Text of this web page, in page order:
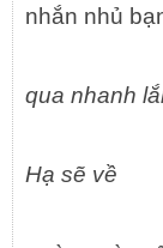
nhắn nhủ
qua nhanh
Đông
Hạ sẽ về
Ta